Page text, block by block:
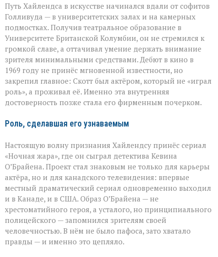
Путь Хайлендса в искусстве начинался вдали от софитов
Голливуда — в университетских залах и на камерных
подмостках. Получив театральное образование в
Университете Британской Колумбии, он не стремился к
громкой славе, а оттачивал умение держать внимание
зрителя минимальными средствами. Дебют в кино в
1969 году не принёс мгновенной известности, но
закрепил главное: Скотт был актёром, который не «играл
роль», а проживал её. Именно эта внутренняя
достоверность позже стала его фирменным почерком.
Роль, сделавшая его узнаваемым
Настоящую волну признания Хайлендсу принёс сериал
«Ночная жара», где он сыграл детектива Кевина
О’Брайена. Проект стал знаковым не только для карьеры
актёра, но и для канадского телевидения: впервые
местный драматический сериал одновременно выходил
и в Канаде, и в США. Образ О’Брайена — не
хрестоматийного героя, а усталого, но принципиального
полицейского — запомнился зрителям своей
человечностью. В нём не было пафоса, зато хватало
правды — и именно это цепляло.